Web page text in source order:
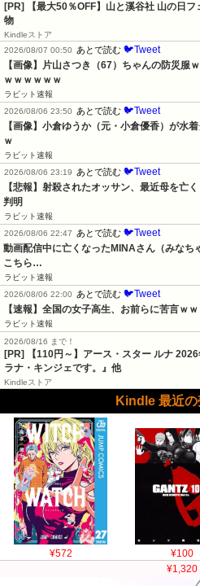
[PR]
【最大50％OFF】山と溪谷社 山の日
物
Kindleストア
2026/08/07 00:50
あとで読む 🐦Tweet
【画像】片山さつき（67）ちゃんの防災服
ｗｗｗｗｗｗ
ラビット速報
2026/08/06 23:50
あとで読む 🐦Tweet
【画像】小倉ゆうか（元・小倉優香）が水
ｗ
ラビット速報
2026/08/06 23:19
あとで読む 🐦Tweet
【悲報】射殺されたオッサン、最近母を亡
判明
ラビット速報
2026/08/06 22:47
あとで読む 🐦Tweet
動画配信中に亡くなったMINAさん（みなち
こちら…
ラビット速報
2026/08/06 22:00
あとで読む 🐦Tweet
【速報】全国の女子高生、お前らに苦言ｗ
ラビット速報
2026/08/16 まで！
[PR] 【110円～】アース・スター ルナ
ラナ・キンジェです。』他
Kindleストア
Kindle 最近
¥572 ¥100
¥1,320